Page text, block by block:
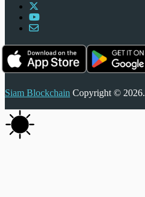
Siam Blockchain Copyright © 2026.